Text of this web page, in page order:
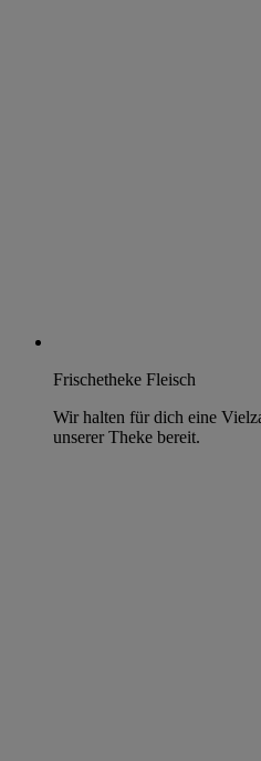
Frischetheke Fleisch
Wir halten für dich eine
unserer Theke bereit.